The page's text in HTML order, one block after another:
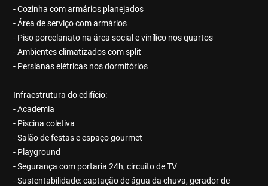
- Cozinha com armários planejados
- Área de serviço com armários
- Piso porcelanato na área social e vinílico nos quartos
- Ambientes climatizados com split
- Persianas elétricas nos dormitórios
Infraestrutura do edifício:
- Academia
- Piscina coletiva
- Salão de festas e espaço gourmet
- Playground
- Segurança com portaria 24h, circuito de TV
- Sustentabilidade: captação de água da chuva, gerador de